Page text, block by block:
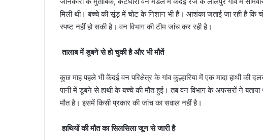
मिली थी। बच्चे की सूंड़ में चोट के निशान भी हैं। आशंका जताई जा रही है कि
स्पष्ट नहीं हो सकी है। वन विभाग की टीम जांच कर रही है।
तालाब में डूबने से हो चुकी है और भी मौतें
कुछ माह पहले भी केंदई वन परिक्षेत्र के गांव कुल्हारिया में एक मादा हाथी
पानी में डूबने से हाथी के बच्चे की मौत हुई। तब वन विभाग के अफसरों ने
मौत है। इसमें किसी प्रकार की जांच का सवाल नहीं है।
हाथियों की मौत का सिलसिला जून से जारी है